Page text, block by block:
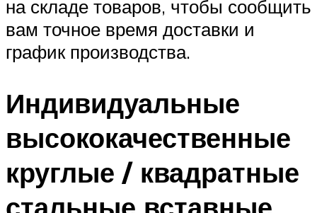
на складе товаров, чтобы сообщить
вам точное время доставки и
график производства.
Индивидуальные
высококачественные
круглые / квадратные